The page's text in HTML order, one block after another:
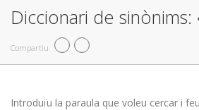
Diccionari de sinònims:
Compartiu
Introduïu la paraula que voleu cercar i